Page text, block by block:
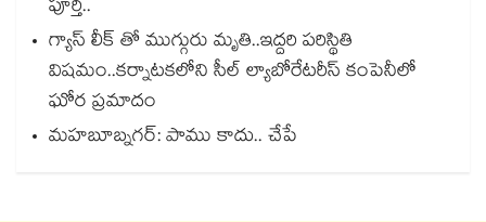
పూర్తి..
గ్యాస్ లీక్ తో ముగ్గురు మృతి..ఇద్దరి పరిస్థితి
విషమం..కర్నాటకలోని సీల్ ల్యాబోరేటరీస్ కంపెనీలో
ఘోర ప్రమాదం
మహబూబ్నగర్: పాము కాదు.. చేపే